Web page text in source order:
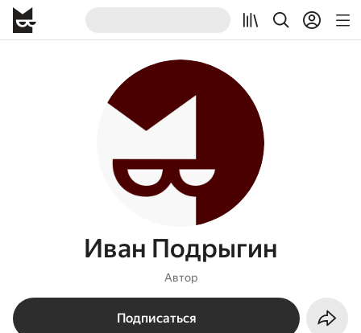
Иван Подрыгин
Автор
Подписаться